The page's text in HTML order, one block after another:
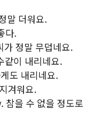
더워요.
다.
정말 무덥네요.
이 내리네요.
도 내리네요.
겨워요.
을 수 없을 정도로